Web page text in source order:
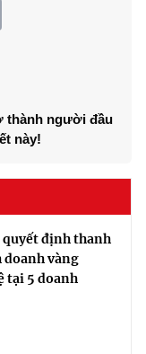
thành người đầu
này!
quyết định thanh
vàng
tại 5 doanh